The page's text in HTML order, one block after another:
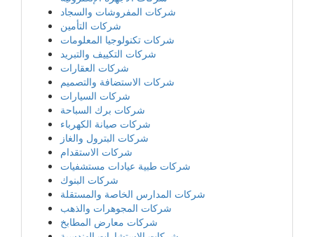
شركات المفروشات والسجاد
شركات التأمين
شركات تكنولوجيا المعلومات
شركات التكييف والتبريد
شركات العقارات
شركات الاستضافة والتصميم
شركات السيارات
شركات برك السباحة
شركات صيانة الكهرباء
شركات البترول والغاز
شركات الاستقدام
شركات طبية عيادات مستشفيات
شركات البنوك
شركات المدارس الخاصة والمستقلة
شركات المجوهرات والذهب
شركات معارض المطابخ